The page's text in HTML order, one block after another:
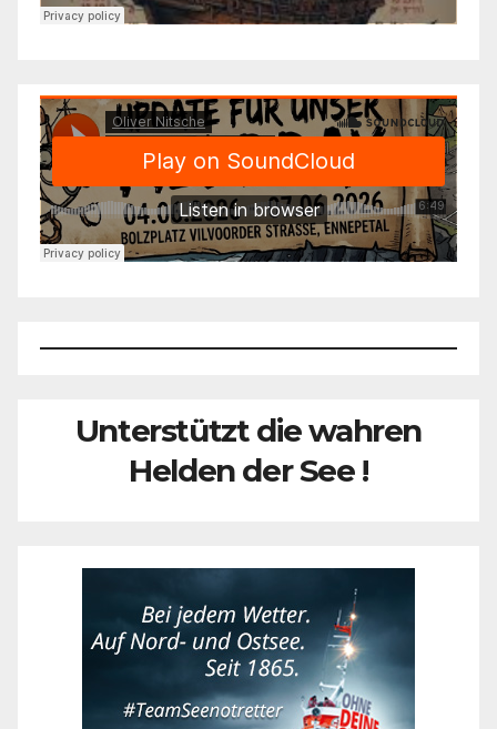
Unterstützt die wahren
Helden der See !